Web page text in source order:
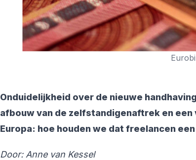
Onduidelijkheid over de nieuwe
afbouw van de zelfstandigenaftrek en
Europa: hoe houden we dat freelancen
Door: Anne van Kessel